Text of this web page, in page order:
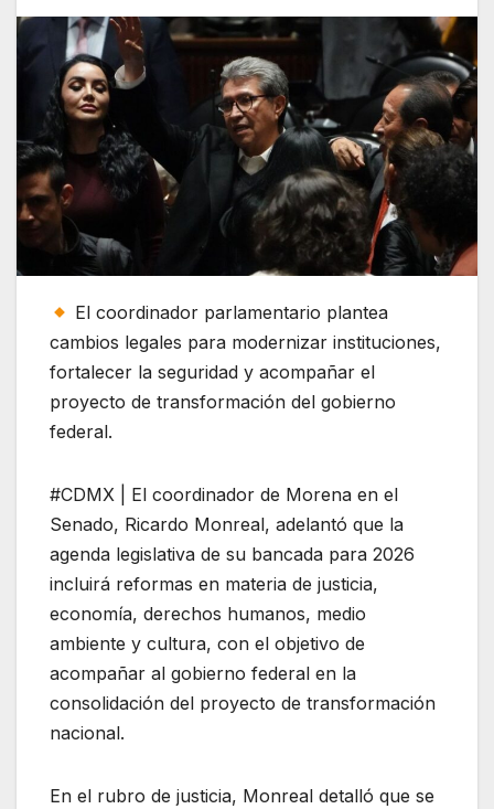
El coordinador parlamentario plantea
cambios legales para modernizar instituciones,
fortalecer la seguridad y acompañar el
proyecto de transformación del gobierno
federal.
#CDMX | El coordinador de Morena en el
Senado, Ricardo Monreal, adelantó que la
agenda legislativa de su bancada para 2026
incluirá reformas en materia de justicia,
economía, derechos humanos, medio
ambiente y cultura, con el objetivo de
acompañar al gobierno federal en la
consolidación del proyecto de transformación
nacional.
En el rubro de justicia, Monreal detalló que se